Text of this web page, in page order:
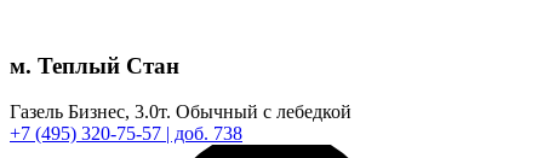
м. Теплый Стан
Газель Бизнес, 3.0т. Обычный с лебедкой
+7 (495) 320-75-57 | доб. 738